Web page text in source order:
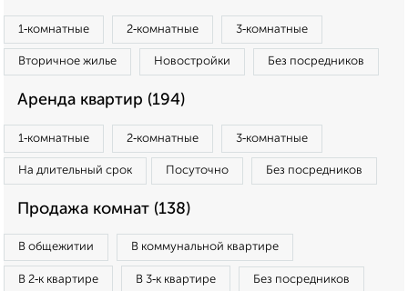
1‑комнатные 2‑комнатные 3‑комнатные
Вторичное жилье Новостройки Без посредников
Аренда квартир (194)
1‑комнатные 2‑комнатные 3‑комнатные
На длительный срок Посуточно Без посредников
Продажа комнат (138)
В общежитии В коммунальной квартире
В 2‑к квартире В 3‑к квартире Без посредников